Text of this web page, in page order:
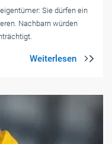
Sie dürfen ein
Nachbarn würden